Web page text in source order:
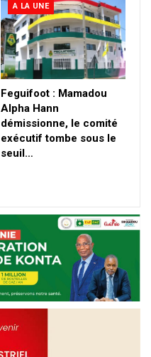
A LA UNE
Feguifoot : Mamadou
Alpha Hann
démissionne, le comité
exécutif tombe sous le
seuil…